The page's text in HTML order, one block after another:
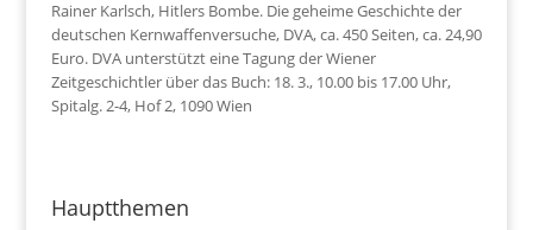
Rainer Karlsch, Hitlers Bombe. Die geheime Geschichte der
deutschen Kernwaffenversuche, DVA, ca. 450 Seiten, ca. 24,90
Euro. DVA unterstützt eine Tagung der Wiener
Zeitgeschichtler über das Buch: 18. 3., 10.00 bis 17.00 Uhr,
Spitalg. 2-4, Hof 2, 1090 Wien
Hauptthemen